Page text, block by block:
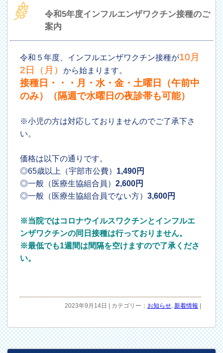
令和5年度インフルエンザワクチン接種のご
案内
令和５年度、インフルエンザワクチン接種が10月
2日（月）から始まります。
接種日・・・月・水・金・土曜日（午前中
のみ）（隔週で水曜日の夜診帯も可能）
※小児の方は対応しておりませんのでご了承下さ
い。
価格は以下の通りです。
◎65歳以上（宇部市公費） 1,490円
◎一般（医療生協組合員）2,600円
◎一般（医療生協組合員でない方）3,600円
※当院ではコロナウイルスワクチンとインフルエ
ンザワクチンの同日接種は行っておりません。
※最低でも1週間は間隔を空けますので了承くださ
い。
2023年9月14日 | カテゴリー： お知らせ, 新着情報 |